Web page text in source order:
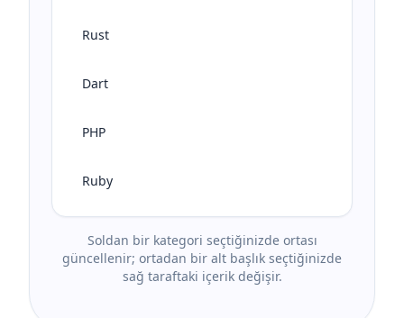
Rust
Dart
PHP
Ruby
Soldan bir kategori seçtiğinizde ortası
güncellenir; ortadan bir alt başlık seçtiğinizde
sağ taraftaki içerik değişir.